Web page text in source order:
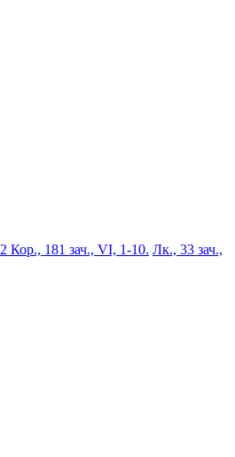
2 Кор., 181 зач., VI, 1-10. Лк., 33 зач.,